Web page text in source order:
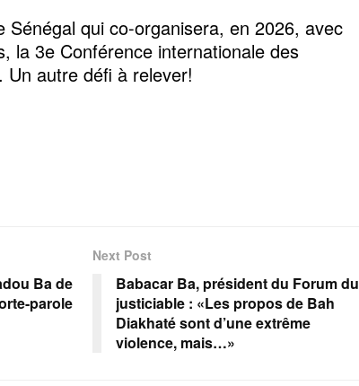
Sénégal qui co-organisera, en 2026, avec
la 3e Conférence internationale des
Un autre défi à relever!
Ba de
parole
Next Post
Babacar Ba, président du Forum du
justiciable : «Les propos de Bah
Diakhaté sont d’une extrême
violence, mais…»